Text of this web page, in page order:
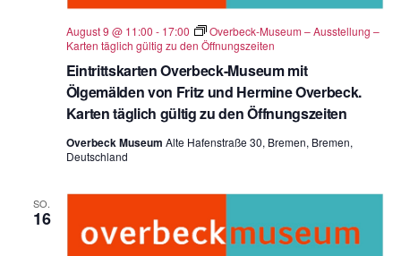
Eintrittskarten Overbeck-Museum mit
Ölgemälden von Fritz und Hermine Overbeck.
Karten täglich gültig zu den Öffnungszeiten
August 9 @ 11:00 - 17:00
Overbeck-Museum – Ausstellung –
Karten täglich gültig zu den Öffnungszeiten
Overbeck Museum Alte Hafenstraße 30, Bremen, Bremen,
Deutschland
SO.
16